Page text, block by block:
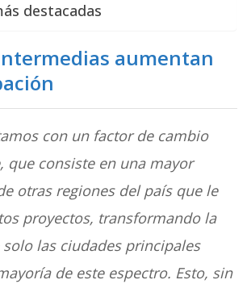
destacadas
aumentan
con un factor de cambio
que consiste en una mayor
otras regiones del país que le
proyectos, transformando la
las ciudades principales
de este espectro. Esto, sin